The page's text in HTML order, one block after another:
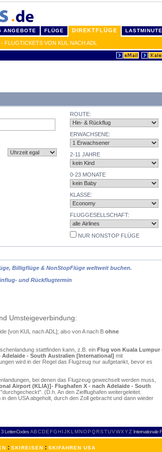
ANGEBOTE FLÜGE DIREKTFLÜGE
FLUGTICKETS VON KUL NACH ADL
ROUTE:
ERWACHSENE:
2-11 JAHRE
0-23 MONATE
KLASSE:
FLUGGESELLSCHAFT:
NUR NONSTOP FLÜGE
Billigflüge & NonStopFlüge weltweit buchen.
und Rückflugtermin
Umsteigeverbindung:
[von KUL nach ADL]; also von A nach B ohne
stattfinden kann, z.B. ein Flug von Kuala Lumpur
- South Australien [International] mit
wird in der Regel das Flugzeug nur aufgetankt, bevor es
bei denen das Flugzeug gewechselt werden muss,
Airport (KLIA)]- Flughafen X - nach Adelaide - South
(D.h. An den Zielflughafen weitergeleitet.
den USA abgeholt, durch den Zoll gebracht und dann wieder
3 Letter-Codes ABCDEFGH IJKL MNOPQRSTUVWXYZ Internationale
: SKIREISEN : SKIFAHREN USA